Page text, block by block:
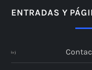
ENTRADAS Y